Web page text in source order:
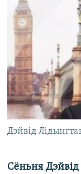
КУЛЬТУРА
КАЛЯНДАР
МОВА
НА ХВАЛЯХ
Дэйвід
Сёньня Дэйвід